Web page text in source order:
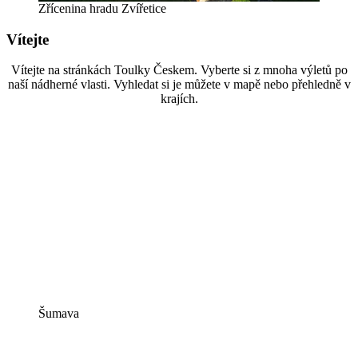
Zřícenina hradu Zvířetice
Vítejte
Vítejte na stránkách Toulky Českem. Vyberte si z mnoha výletů po
naší nádherné vlasti. Vyhledat si je můžete v mapě nebo přehledně v
krajích.
Šumava